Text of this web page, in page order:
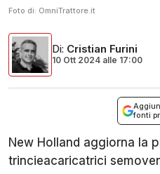
Foto di: OmniTrattore.it
Di: Cristian Furini
10 Ott 2024 alle 17:00
fonti
New Holland aggiorna la
trincieacaricatrici